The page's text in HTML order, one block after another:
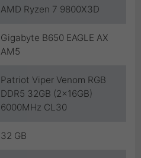
AMD Ryzen 7 9800X3D
Gigabyte B650 EAGLE AX
AM5
Patriot Viper Venom RGB
DDR5 32GB (2x16GB)
6000MHz CL30
32 GB